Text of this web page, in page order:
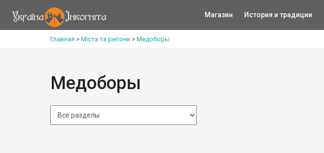
Магазин История и традиции
Главная > Міста та регіони > Медоборы
Медоборы